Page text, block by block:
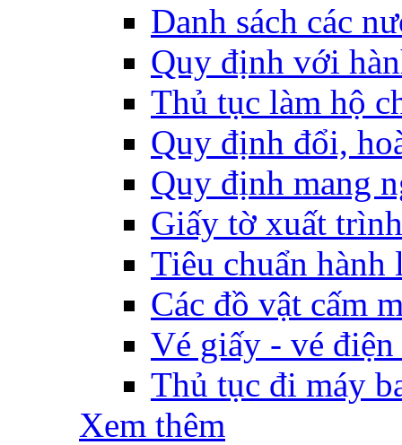
Danh sách các
Quy định với
Thủ tục làm hộ
Quy định đổi,
Quy định mang
Giấy tờ xuất
Tiêu chuẩn
Các đồ vật cấm
Vé giấy - vé
Thủ tục đi máy
Xem thêm